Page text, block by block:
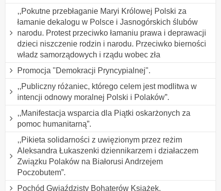
,,Pokutne przebłaganie Maryi Królowej Polski za
łamanie dekalogu w Polsce i Jasnogórskich ślubów
narodu. Protest przeciwko łamaniu prawa i deprawacji
dzieci niszczenie rodzin i narodu. Przeciwko bierności
władz samorządowych i rządu wobec zła
Promocja "Demokracji Pryncypialnej".
,,Publiczny różaniec, którego celem jest modlitwa w
intencji odnowy moralnej Polski i Polaków”.
,,Manifestacja wsparcia dla Piątki oskarżonych za
pomoc humanitarną”.
,,Pikieta solidarności z uwięzionym przez reżim
Aleksandra Łukaszenki dziennikarzem i działaczem
Związku Polaków na Białorusi Andrzejem
Poczobutem”.
Pochód Gwiaździsty Bohaterów Książek.